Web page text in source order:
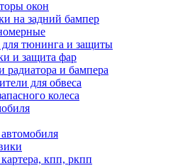
окон
на задний бампер
тюнинга и защиты
и защита фар
радиатора и бампера
для обвеса
колеса
кпп, ркпп